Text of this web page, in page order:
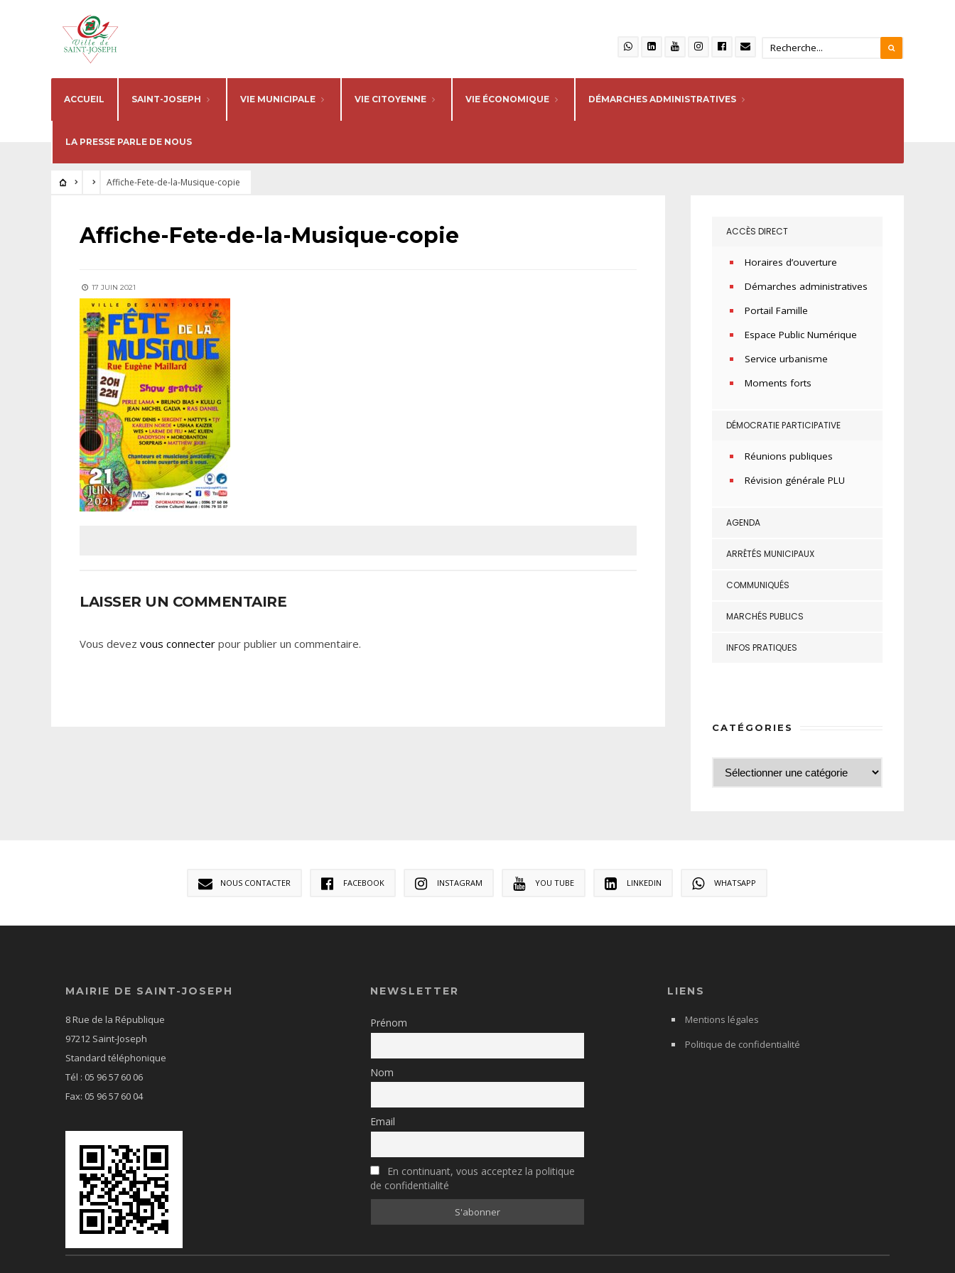
ACCUEIL SAINT-JOSEPH VIE MUNICIPALE VIE CITOYENNE VIE ÉCONOMIQUE DÉMARCHES ADMINISTRATIVES
LA PRESSE PARLE DE NOUS
Affiche-Fete-de-la-Musique-copie
Affiche-Fete-de-la-Musique-copie
17 JUIN 2021
LAISSER UN COMMENTAIRE
Vous devez vous connecter pour publier un commentaire.
ACCÈS DIRECT
Horaires d’ouverture
Démarches administratives
Portail Famille
Espace Public Numérique
Service urbanisme
Moments forts
DÉMOCRATIE PARTICIPATIVE
Réunions publiques
Révision générale PLU
AGENDA
ARRÊTÉS MUNICIPAUX
COMMUNIQUÉS
MARCHÉS PUBLICS
INFOS PRATIQUES
CATÉGORIES
NOUS CONTACTER FACEBOOK INSTAGRAM YOU TUBE LINKEDIN WHATSAPP
MAIRIE DE SAINT-JOSEPH
8 Rue de la République
97212 Saint-Joseph
Standard téléphonique
Tél : 05 96 57 60 06
Fax: 05 96 57 60 04
NEWSLETTER
Prénom
Nom
Email
En continuant, vous acceptez la politique
de confidentialité
LIENS
Mentions légales
Politique de confidentialité